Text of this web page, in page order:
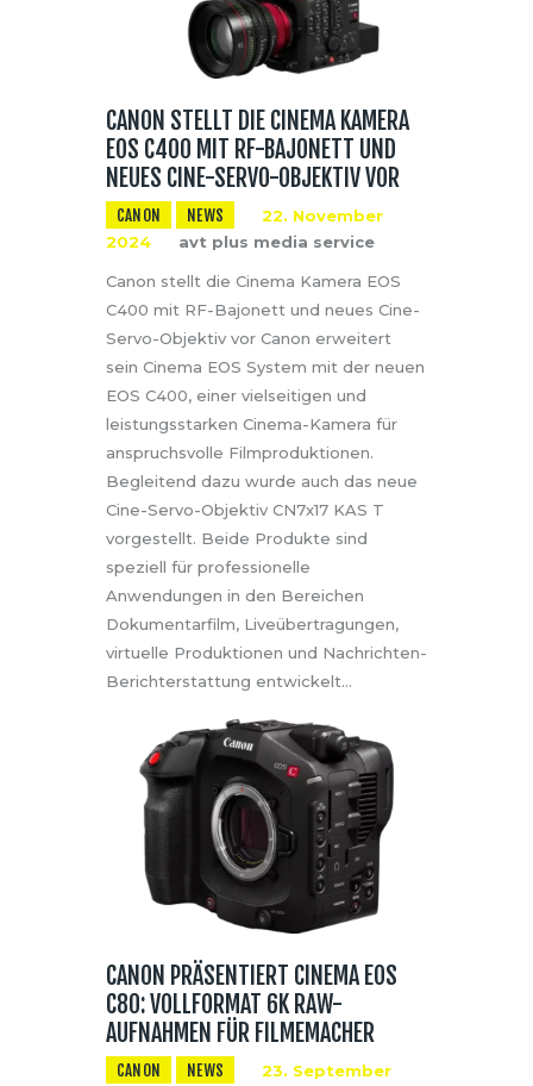
CANON STELLT DIE CINEMA KAMERA
EOS C400 MIT RF-BAJONETT UND
NEUES CINE-SERVO-OBJEKTIV VOR
CANON NEWS
22. November
2024
avt plus media service
Canon stellt die Cinema Kamera EOS
C400 mit RF-Bajonett und neues Cine-
Servo-Objektiv vor Canon erweitert
sein Cinema EOS System mit der neuen
EOS C400, einer vielseitigen und
leistungsstarken Cinema-Kamera für
anspruchsvolle Filmproduktionen.
Begleitend dazu wurde auch das neue
Cine-Servo-Objektiv CN7x17 KAS T
vorgestellt. Beide Produkte sind
speziell für professionelle
Anwendungen in den Bereichen
Dokumentarfilm, Liveübertragungen,
virtuelle Produktionen und Nachrichten-
Berichterstattung entwickelt…
CANON PRÄSENTIERT CINEMA EOS
C80: VOLLFORMAT 6K RAW-
AUFNAHMEN FÜR FILMEMACHER
CANON NEWS
23. September